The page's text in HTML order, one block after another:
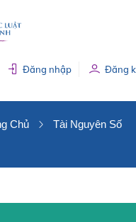
Đăng nhập Đăng
Chủ Tài Nguyên Số